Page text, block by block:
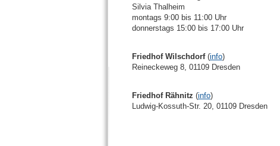
Silvia Thalheim
montags 9:00 bis 11:00 Uhr
donnerstags 15:00 bis 17:00 Uhr
Friedhof Wilschdorf(info)
Reineckeweg 8, 01109 Dresden
Friedhof Rähnitz (info)
Ludwig-Kossuth-Str. 20, 01109 Dresden